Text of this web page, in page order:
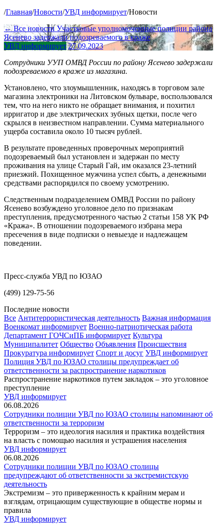
/Главная/Новости/УВД информирует/Новости
← Все новостиУчастковые уполномоченные полиции района
Ясенево задержали подозреваемого в краже
УВД информирует 27.09.2023
Сотрудники УУП ОМВД России по району Ясенево задержали
подозреваемого в краже из магазина.
Установлено, что злоумышленник, находясь в торговом зале
магазина электроники на Литовском бульваре, воспользовался
тем, что на него никто не обращает внимания, и похитил
ирригатор и две электрических зубных щетки, после чего
скрылся в неизвестном направлении. Сумма материального
ущерба составила около 10 тысяч рублей.
В результате проведенных проверочных мероприятий
подозреваемый был установлен и задержан по месту
проживания на улице Старый Гай, им оказался 23-летний
приезжий. Похищенное мужчина успел сбыть, а денежными
средствами распорядился по своему усмотрению.
Следственным подразделением ОМВД России по району
Ясенево возбуждено уголовное дело по признакам
преступления, предусмотренного частью 2 статьи 158 УК РФ
«Кража». В отношении подозреваемого избрана мера
пресечения в виде подписки о невыезде и надлежащем
поведении.
Пресс-служба УВД по ЮЗАО
(499) 129-75-56
Последние новости
Все Антитеррористическая деятельность Важная информация
Военкомат информирует Военно-патриотическая работа
Департамент ГОЧСиПБ информирует Культура
Муниципалитет Общество Объявления Происшествия
Прокуратура информирует Спорт и досуг УВД информирует
Полиция УВД по ЮЗАО столицы предупреждает об
ответственности за распространение наркотиков
Распространение наркотиков путем закладок – это уголовное
преступление
УВД информирует
06.08.2026
Сотрудники полиции УВД по ЮЗАО столицы напоминают об
ответственности за терроризм
Терроризм – это идеология насилия и практика воздействия
на власть с помощью насилия и устрашения населения
УВД информирует
06.08.2026
Сотрудники полиции УВД по ЮЗАО столицы
предупреждают об ответственности за экстремистскую
деятельность
Экстремизм – это приверженность к крайним мерам и
взглядам, отрицающим существующие в обществе нормы и
правила
УВД информирует